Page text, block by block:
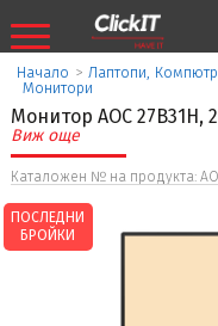
Начало > Лаптопи,
Монитори
Монитор AOC 27B31H,
Виж още
Каталожен № на продукта:
ПОСЛЕДНИ
БРОЙКИ